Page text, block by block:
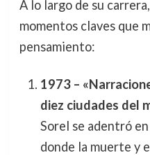
A lo largo de su
momentos claves que
pensamiento:
1973 –
diez ciudades del
Sorel se adentró
donde la muerte y